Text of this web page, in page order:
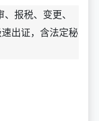
报税、变更、
出证，含法定秘